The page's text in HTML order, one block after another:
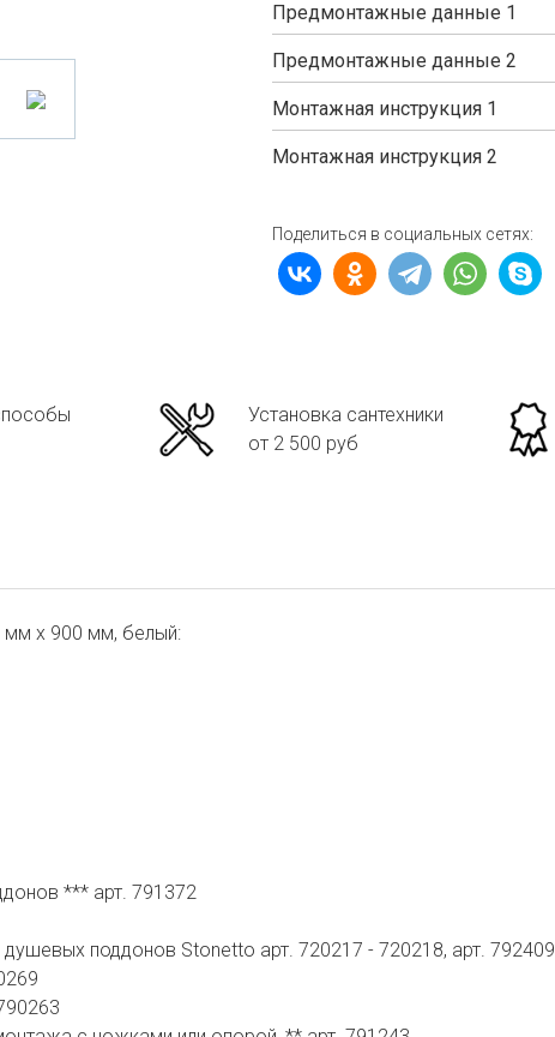
Предмонтажные данные 1
Предмонтажные данные 2
Монтажная инструкция 1
Монтажная инструкция 2
Поделиться в социальных сетях:
Установка сантехники
от 2 500 руб
мм х 900 мм, белый:
*** арт. 791372
поддонов Stonetto арт. 720217 - 720218, арт. 792409